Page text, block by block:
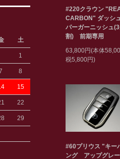
土
1
8
15
22
29
#220クラウン
CARBON" ダッシ
パーガーニッシュ
割) 前期専用
63,800円(本体
税5,800円)
#60プリウス "キー
ング アップグレ